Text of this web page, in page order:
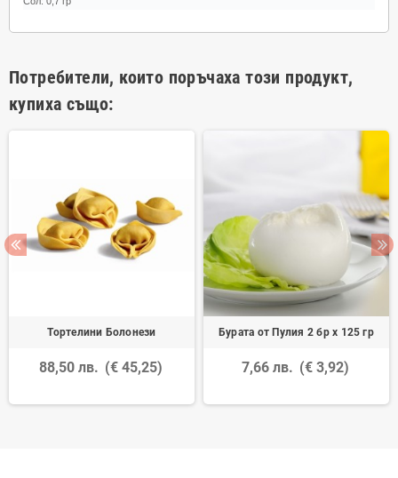
Потребители, които поръчаха този продукт,
купиха също:
Тортелини Болонези
88,50 лв. (€ 45,25)
Бурата от Пулия 2 бр х 125 гр
7,66 лв. (€ 3,92)